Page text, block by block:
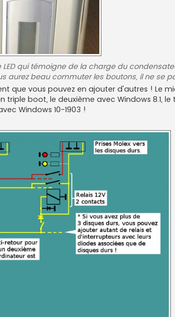
qui témoigne de la charge du
aurez beau commuter les boutons, il ne se
que vous pouvez en ajouter d'autres ! Le
boot, le deuxième avec Windows 8.1, le
Windows 10-1903 !